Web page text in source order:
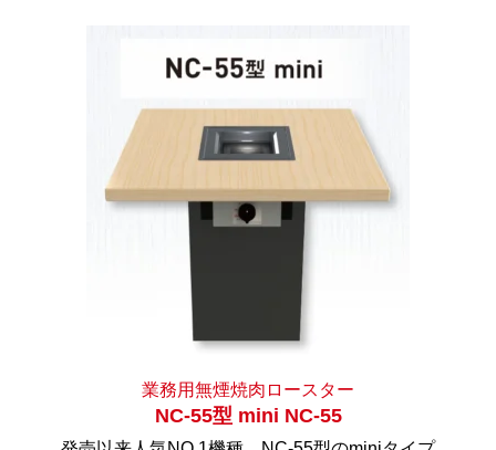
業務用無煙焼肉ロースター
NC-55型 mini NC-55